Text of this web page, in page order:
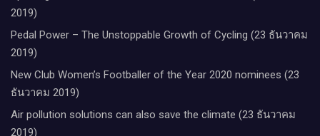
2019)
Pedal Power – The Unstoppable Growth of Cycling (23 ธันวาคม
2019)
New Club Women’s Footballer of the Year 2020 nominees (23
ธันวาคม 2019)
Air pollution solutions can also save the climate (23 ธันวาคม
2019)